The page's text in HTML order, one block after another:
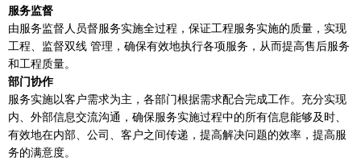
服务监督
由服务监督人员督服务实施全过程，保证工程服务实施的质量，实现
工程、监督双线 管理，确保有效地执行各项服务，从而提高售后服务
和工程质量。
部门协作
服务实施以客户需求为主，各部门根据需求配合完成工作。充分实现
内、外部信息交流沟通，确保服务实施过程中的所有信息能够及时、
有效地在内部、公司、客户之间传递，提高解决问题的效率，提高服
务的满意度。